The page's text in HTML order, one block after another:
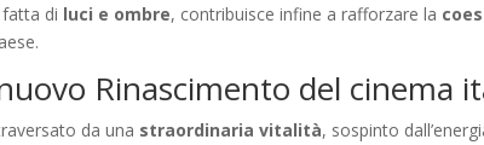
fatta di luci e ombre, contribuisce infine a rafforzare la
Rinascimento del cinema
da una straordinaria vitalità, sospinto